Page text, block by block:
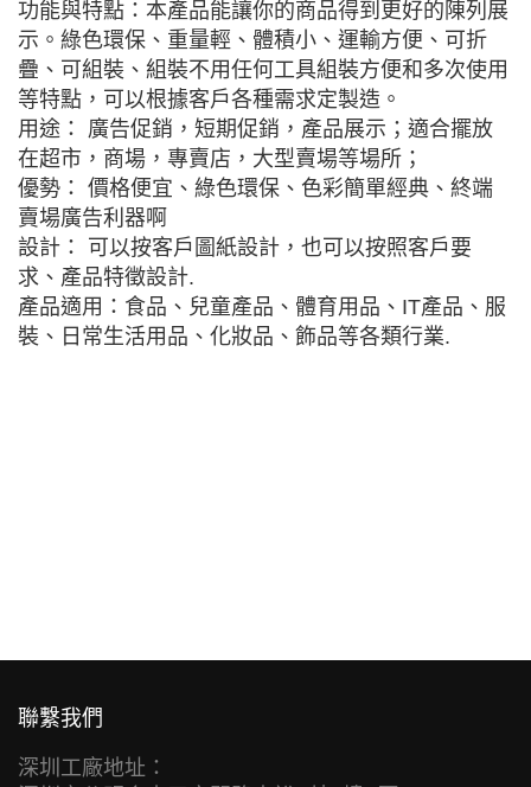
功能與特點：本產品能讓你的商品得到更好的陳列展
示。綠色環保、重量輕、體積小、運輸方便、可折
疊、可組裝、組裝不用任何工具組裝方便和多次使用
等特點，可以根據客戶各種需求定製造。
用途： 廣告促銷，短期促銷，產品展示；適合擺放
在超市，商場，專賣店，大型賣場等場所；
優勢： 價格便宜、綠色環保、色彩簡單經典、終端
賣場廣告利器啊
設計： 可以按客戶圖紙設計，也可以按照客戶要
求、產品特徵設計.
產品適用：食品、兒童產品、體育用品、IT產品、服
裝、日常生活用品、化妝品、飾品等各類行業.
聯繫我們
深圳工廠地址：